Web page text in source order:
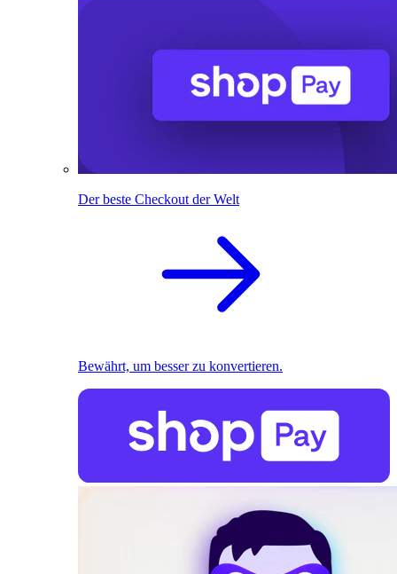
Der beste Checkout der Welt
Bewährt, um besser zu konvertieren.